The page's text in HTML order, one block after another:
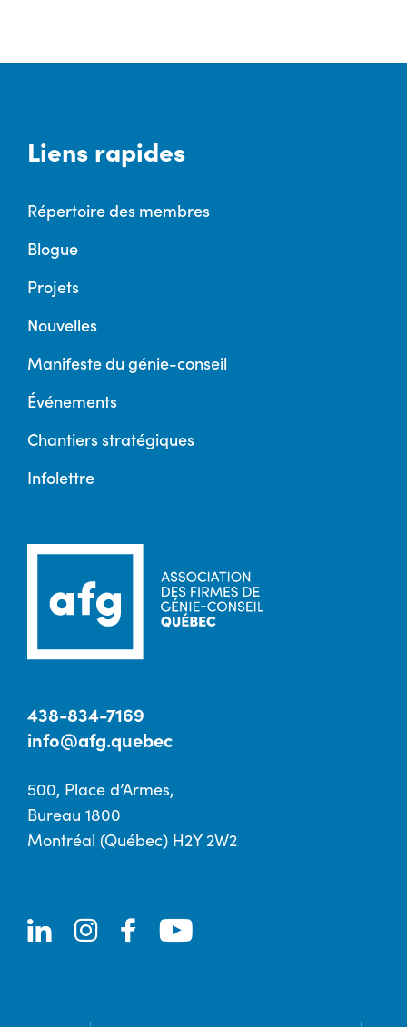
Liens rapides
Répertoire des membres
Blogue
Projets
Nouvelles
Manifeste du génie-conseil
Événements
Chantiers stratégiques
Infolettre
438-834-7169
info@afg.quebec
500, Place d’Armes,
Bureau 1800
Montréal (Québec) H2Y 2W2